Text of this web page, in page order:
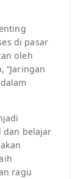
di pasar
oleh
“Jaringan
dan belajar
ragu